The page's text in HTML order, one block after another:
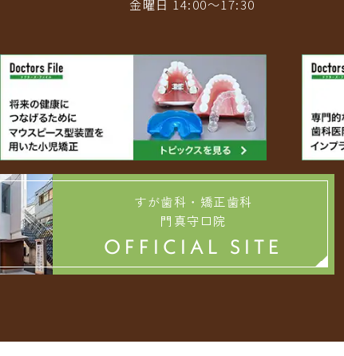
金曜日 14:00〜17:30
すが歯科・矯正歯科
門真守口院
OFFICIAL SITE